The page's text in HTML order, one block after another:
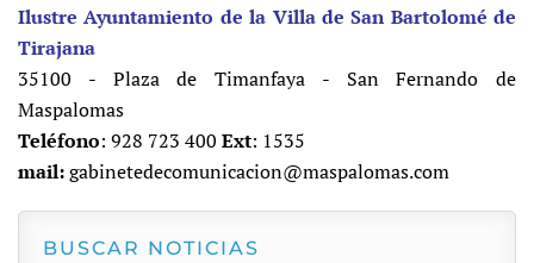
Ilustre Ayuntamiento de la Villa de San Bartolomé de
Tirajana
35100 - Plaza de Timanfaya - San Fernando de
Maspalomas
Teléfono: 928 723 400 Ext: 1535
mail:gabinetedecomunicacion@maspalomas.com
BUSCAR NOTICIAS